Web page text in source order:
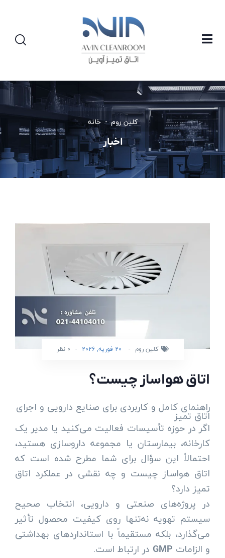
خانه کلین روم
اخبار
کلین روم - 20 فوریه, 2026 - 0 نظر
اتاق هواساز چیست؟
راهنمای کامل و کاربردی برای صنایع دارویی و اجرای
اتاق تمیز
اگر در حوزه تأسیسات فعالیت می‌کنید یا مدیر یک
کارخانه، بیمارستان یا مجموعه داروسازی هستید،
احتمالاً این سؤال برای شما مطرح شده است که
اتاق هواساز چیست و چه نقشی در عملکرد اتاق
تمیز دارد؟
در پروژه‌های صنعتی و دارویی، انتخاب صحیح
سیستم تهویه نه‌تنها روی کیفیت محصول تأثیر
می‌گذارد، بلکه مستقیماً با استانداردهای بهداشتی
و الزامات GMP در ارتباط است.